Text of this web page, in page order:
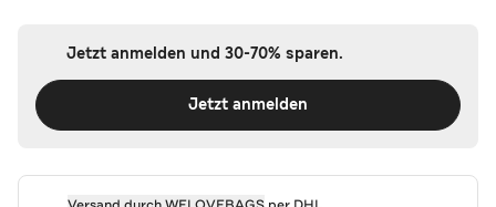
Jetzt anmelden und 30-70% sparen.
Jetzt anmelden